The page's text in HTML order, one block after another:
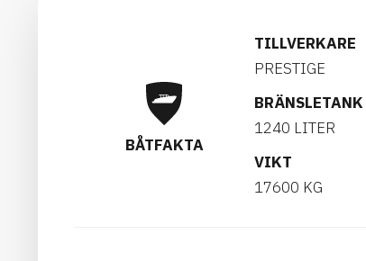
BÅTFAKTA
TILLVERKARE
PRESTIGE
BRÄNSLETANK
1240 LITER
VIKT
17600 KG